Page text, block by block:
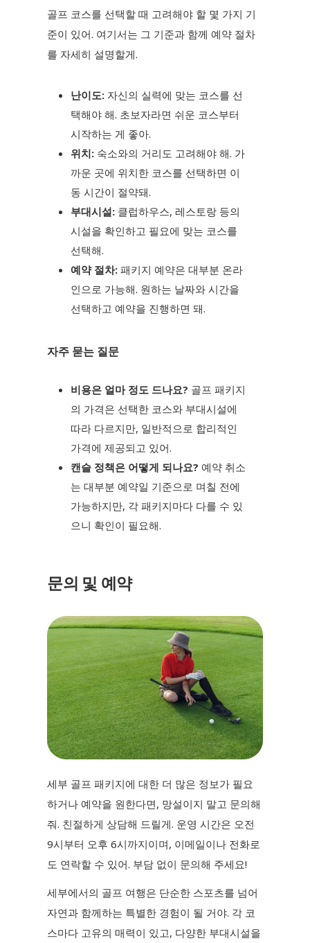
골프 코스를 선택할 때 고려해야 할 몇 가지 기
준이 있어. 여기서는 그 기준과 함께 예약 절차
를 자세히 설명할게.
난이도: 자신의 실력에 맞는 코스를 선
택해야 해. 초보자라면 쉬운 코스부터
시작하는 게 좋아.
위치: 숙소와의 거리도 고려해야 해. 가
까운 곳에 위치한 코스를 선택하면 이
동 시간이 절약돼.
부대시설: 클럽하우스, 레스토랑 등의
시설을 확인하고 필요에 맞는 코스를
선택해.
예약 절차: 패키지 예약은 대부분 온라
인으로 가능해. 원하는 날짜와 시간을
선택하고 예약을 진행하면 돼.
자주 묻는 질문
비용은 얼마 정도 드나요? 골프 패키지
의 가격은 선택한 코스와 부대시설에
따라 다르지만, 일반적으로 합리적인
가격에 제공되고 있어.
캔슬 정책은 어떻게 되나요? 예약 취소
는 대부분 예약일 기준으로 며칠 전에
가능하지만, 각 패키지마다 다를 수 있
으니 확인이 필요해.
문의 및 예약
세부 골프 패키지에 대한 더 많은 정보가 필요
하거나 예약을 원한다면, 망설이지 말고 문의해
줘. 친절하게 상담해 드릴게. 운영 시간은 오전
9시부터 오후 6시까지이며, 이메일이나 전화로
도 연락할 수 있어. 부담 없이 문의해 주세요!
세부에서의 골프 여행은 단순한 스포츠를 넘어
자연과 함께하는 특별한 경험이 될 거야. 각 코
스마다 고유의 매력이 있고, 다양한 부대시설을